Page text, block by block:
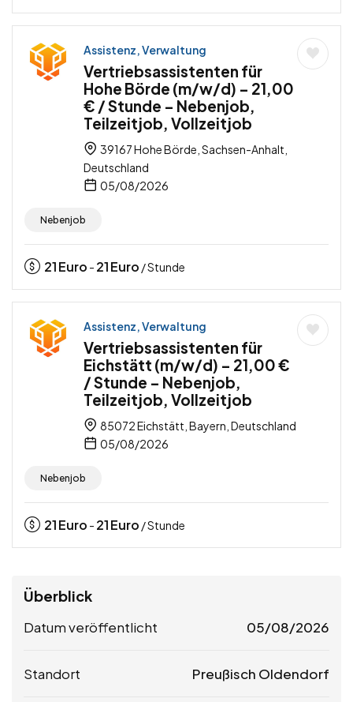
Assistenz, Verwaltung
Vertriebsassistenten für
Hohe Börde (m/w/d) – 21,00
€ / Stunde – Nebenjob,
Teilzeitjob, Vollzeitjob
39167 Hohe Börde, Sachsen-Anhalt,
Deutschland
05/08/2026
Nebenjob
21Euro - 21Euro / Stunde
Assistenz, Verwaltung
Vertriebsassistenten für
Eichstätt (m/w/d) – 21,00 €
/ Stunde – Nebenjob,
Teilzeitjob, Vollzeitjob
85072 Eichstätt, Bayern, Deutschland
05/08/2026
Nebenjob
21Euro - 21Euro / Stunde
Überblick
Datum veröffentlicht 05/08/2026
Standort Preußisch Oldendorf